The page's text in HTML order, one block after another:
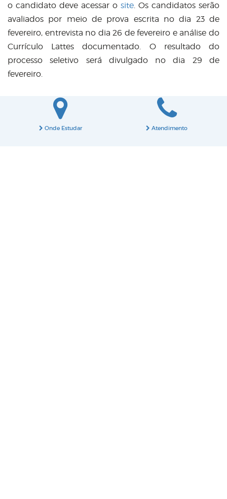
o candidato deve acessar o site. Os candidatos serão
avaliados por meio de prova escrita no dia 23 de
fevereiro, entrevista no dia 26 de fevereiro e análise do
Currículo Lattes documentado. O resultado do
processo seletivo será divulgado no dia 29 de
fevereiro.
Onde Estudar Atendimento